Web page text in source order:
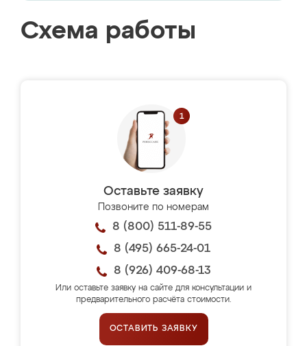
Схема работы
Оставьте заявку
Позвоните по номерам
8 (800) 511-89-55
8 (495) 665-24-01
8 (926) 409-68-13
Или оставьте заявку на сайте для консультации и
предварительного расчёта стоимости.
ОСТАВИТЬ ЗАЯВКУ